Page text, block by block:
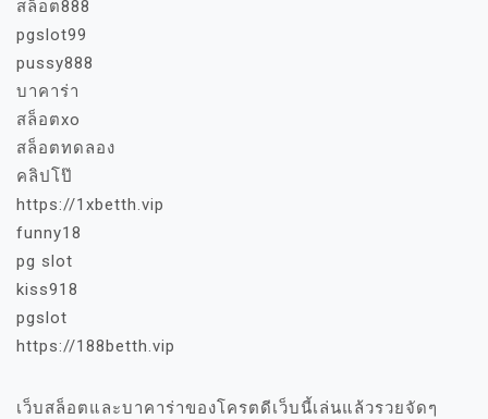
สล็อต888
pgslot99
pussy888
บาคาร่า
สล็อตxo
สล็อตทดลอง
คลิปโป๊
https://1xbetth.vip
funny18
pg slot
kiss918
pgslot
https://188betth.vip
เว็บสล็อตและบาคาร่าของโครตดีเว็บนี้เล่นแล้วรวยจัดๆ